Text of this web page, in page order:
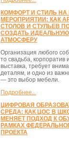
КОМФОРТ И СТИЛЬ
МЕРОПРИЯТИИ: КАК
СТОЛОВ И СТУЛЬЕВ
СОЗДАТЬ ИДЕАЛЬНУЮ
АТМОСФЕРУ
Организация любого
то свадьба, корпоратив
выставка, требует
деталям, и одно из
— это выбор мебели.
Подробнее...
ЦИФРОВАЯ
СРЕДА: КАК ЦОС В
МЕНЯЕТ ПОДХОД К
РАМКАХ
ПРОЕКТА